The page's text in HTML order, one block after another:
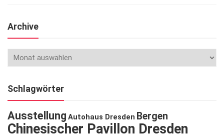
Archive
Schlagwörter
Ausstellung Autohaus Dresden Bergen
Chinesischer Pavillon Dresden